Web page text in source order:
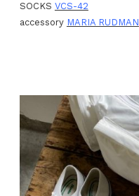
SOCKS VCS-42
accessory MARIA RUDMAN